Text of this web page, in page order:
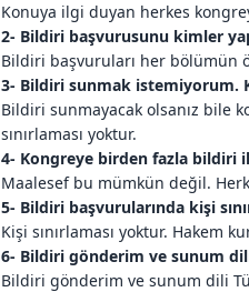
Konuya ilgi duyan herkes
2- Bildiri başvurusunu kimler
Bildiri başvuruları her bölümün
3- Bildiri sunmak istemiyorum.
Bildiri sunmayacak olsanız bile
sınırlaması yoktur.
4- Kongreye birden fazla bildiri
Maalesef bu mümkün değil.
5- Bildiri başvurularında kişi
Kişi sınırlaması yoktur. Hakem
6- Bildiri gönderim ve sunum
Bildiri gönderim ve sunum dili